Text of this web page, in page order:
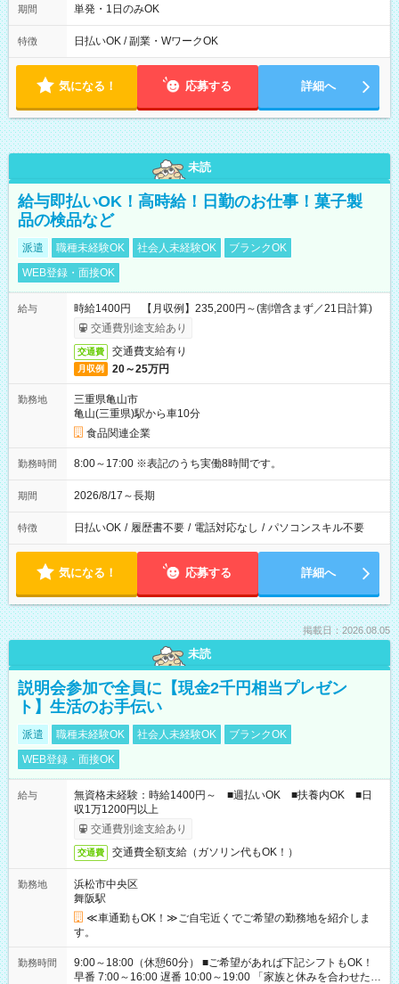
～9/19のみ下記シフトもあります！ 12：00～16：00 ＊9/6～
00
期間 単発・1日のみOK
特徴 日払いOK / 副業・WワークOK
気になる！ 応募する 詳細へ
未読
給与即払いOK！高時給！日勤のお仕事！菓子製
品の検品など
派遣 職種未経験OK 社会人未経験OK
ブランクOK
WEB登録・面接OK
給与
時給1400円 【月収例】235,200円～(割増含まず／21日計算)
交通費別途支給あり
交通費 交通費支給有り
月収例 20～25万円
勤務地
三重県亀山市
亀山(三重県)駅から車10分
食品関連企業
勤務時間 8:00～17:00 ※表記のうち実働8時間です。
期間 2026/8/17～長期
特徴 日払いOK / 履歴書不要 / 電話対応なし / パソコンスキル不要
気になる！ 応募する 詳細へ
掲載日：2026.08.05
未読
説明会参加で全員に【現金2千円相当プレゼン
ト】生活のお手伝い
派遣 職種未経験OK 社会人未経験OK
ブランクOK
WEB登録・面接OK
給与
無資格未経験：時給1400円～ ■週払いOK ■扶養内OK ■日
収1万1200円以上
交通費別途支給あり
交通費 交通費全額支給（ガソリン代もOK！）
勤務地
浜松市中央区
舞阪駅
≪車通勤もOK！≫ご自宅近くでご希望の勤務地を紹介しま
す。
勤務時間
9:00～18:00（休憩60分） ■ご希望があれば下記シフトもOK！
早番 7:00～16:00 遅番 10:00～19:00 「家族と休みを合わせた